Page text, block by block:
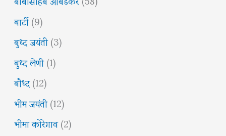
बार्टी(9)
बुध्द जयंती(3)
बुध्द लेणी(1)
बौध्द(12)
भीम जयंती(12)
भीमा कोरेगाव(2)